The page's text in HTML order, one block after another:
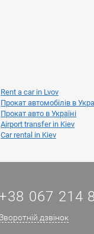
Rent a car in Lvov
Прокат автомобілів в
Прокат авто в Україні
Airport transfer in Kiev
Car rental in Kiev
+38 067 214
дзвінок